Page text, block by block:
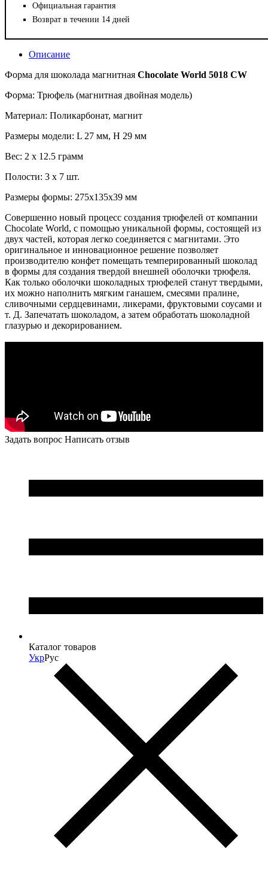
Официальная гарантия
Возврат в течении 14 дней
Описание
Форма для шоколада магнитная Chocolate World 5018 CW
Форма: Трюфель (магнитная двойная модель)
Материал: Поликарбонат, магнит
Размеры модели: L 27 мм, H 29 мм
Вес: 2 x 12.5 грамм
Полости: 3 x 7 шт.
Размеры формы: 275x135x39 мм
Совершенно новый процесс создания трюфелей от компании
Chocolate World, с помощью уникальной формы, состоящей из
двух частей, которая легко соединяется с магнитами. Это
оригинальное и инновационное решение позволяет
производителю конфет помещать темперированный шоколад
в формы для создания твердой внешней оболочки трюфеля.
Как только оболочки шоколадных трюфелей станут твердыми,
их можно наполнить мягким ганашем, смесями пралине,
сливочными сердцевинами, ликерами, фруктовыми соусами и
т. Д. Запечатать шоколадом, а затем обработать шоколадной
глазурью и декорированием.
Задать вопрос Написать отзыв
Каталог товаров
УкрРус